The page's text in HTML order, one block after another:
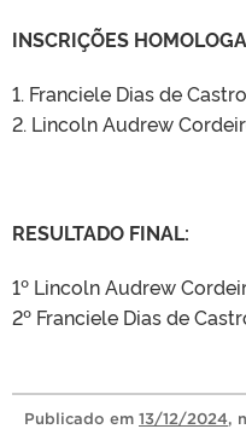
INSCRIÇÕES
1. Franciele Dias de Castro
2. Lincoln Audrew
RESULTADO FINAL:
1º Lincoln Audrew
2º Franciele Dias de
Publicado em 13/12/2024,